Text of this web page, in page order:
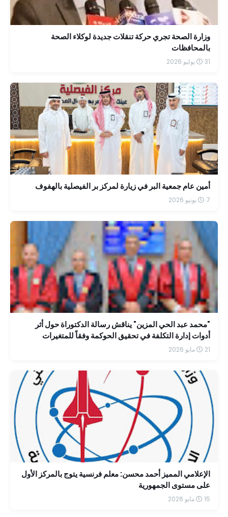
وزارة الصحة تجري حركة تنقلات جديدة لوكلاء الصحة
بالمحافظات
31 يوليو 2026
أمين عام جمعية البر في زيارة لمركز بر الفيصلية بالهفوف
7 يونيو 2026
"محمد عبد الحي المزين" يناقش رسالة الدكتوراة حول أثر
أدوات إدارة التكلفة في تحقيق الحوكمة وفقاً للمتغيرات
الضريبية الحديثة
21 مايو 2026
الإعلامي المميز أحمد محسن: معلم فرنسية يتوج بالمركز الأول
على مستوى الجمهورية
15 مايو 2026